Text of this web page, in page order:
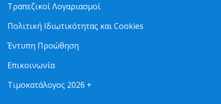
Τραπεζικοί Λογαριασμοί
Πολιτική Ιδιωτικότητας και Cookies
Έντυπη Προώθηση
Επικοινωνία
Τιμοκατάλογος 2026 +